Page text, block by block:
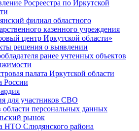
Росреестра по Иркутской
филиал областного
казенного учреждения
центр Иркутской области»
решения о выявлении
ранее учтенных объектов
палата Иркутской области
России
для участников СВО
персональных данных
рынок
НТО Слюдянского района